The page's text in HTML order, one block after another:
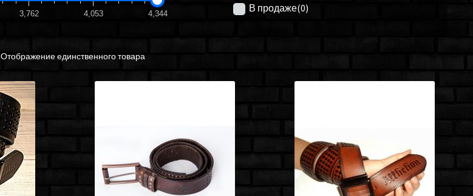
3,762 4,053 4,344 В продаже(0)
Отображение единственного товара